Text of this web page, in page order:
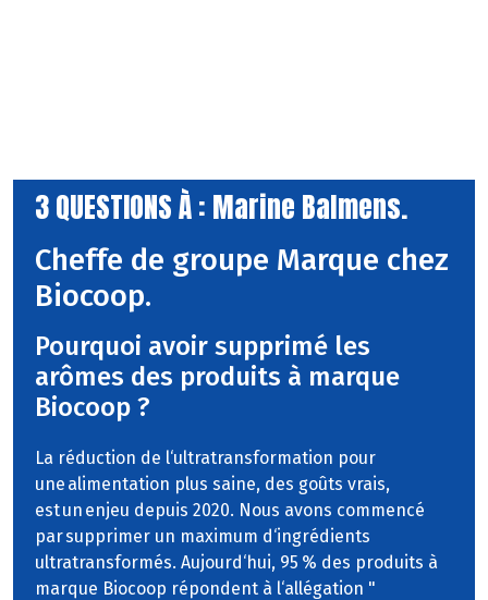
3 QUESTIONS À : Marine Balmens.
Cheffe de groupe Marque chez
Biocoop.
Pourquoi avoir supprimé les
arômes des produits à marque
Biocoop ?
La réduction de l‘ultratransformation pour
une alimentation plus saine, des goûts vrais,
est un enjeu depuis 2020. Nous avons commencé
par supprimer un maximum d‘ingrédients
ultratransformés. Aujourd‘hui, 95 % des produits à
marque Biocoop répondent à l‘allégation "